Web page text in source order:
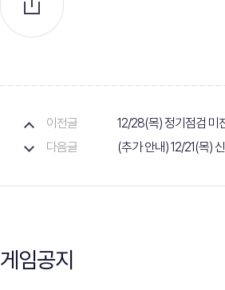
이전글
12/28(목) 정기점검 미
다음글
(추가 안내) 12/21(목)
게임공지